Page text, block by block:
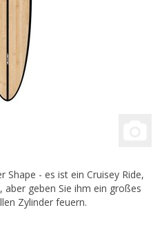
Shape - es ist ein Cruisey Ride,
aber geben Sie ihm ein großes
Zylinder feuern.